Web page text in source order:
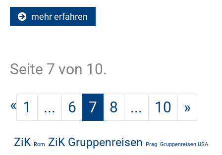
mehr erfahren
Seite 7 von 10.
« 1 ... 6 7 8 ... 10 »
ZiK Rom ZiK Gruppenreisen Prag Gruppenreisen USA